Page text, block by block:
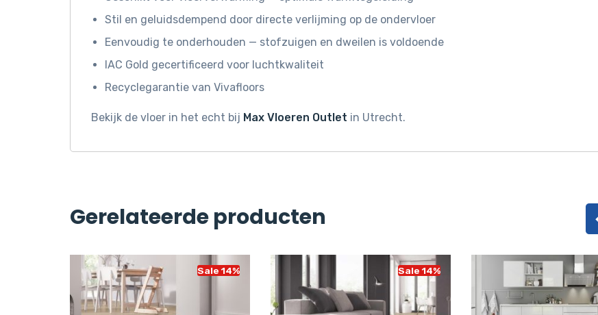
Stil en geluidsdempend door directe verlijming op de ondervloer
Eenvoudig te onderhouden — stofzuigen en dweilen is voldoende
IAC Gold gecertificeerd voor luchtkwaliteit
Recyclegarantie van Vivafloors
Bekijk de vloer in het echt bij Max Vloeren Outlet in Utrecht.
Gerelateerde producten
Sale 14% Sale 14%